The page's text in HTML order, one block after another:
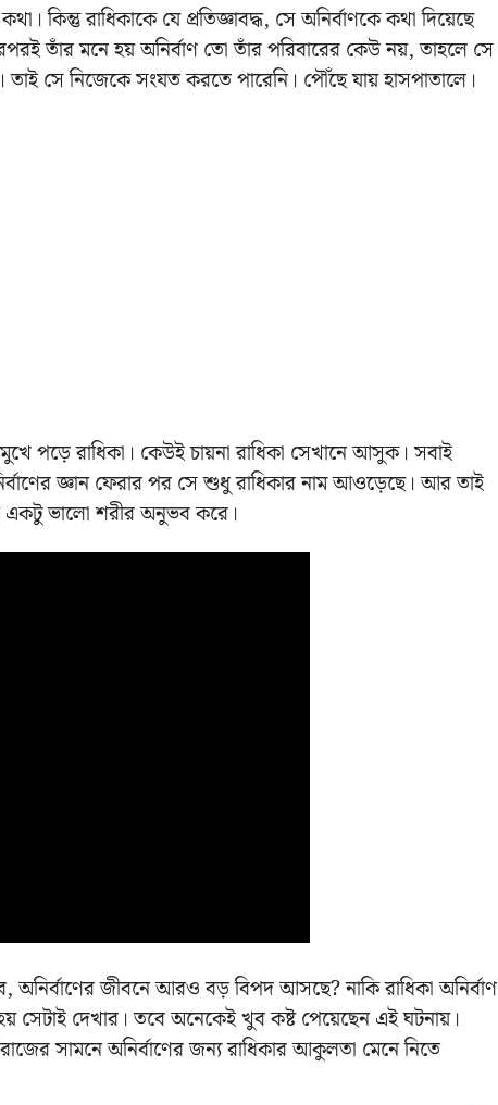
কিন্তু রাধিকাকে যে প্রতিজ্ঞাবদ্ধ, সে অনির্বাণকে কথা দিয়েছে
তাঁর মনে হয় অনির্বাণ তো তাঁর পরিবারের কেউ নয়, তাহলে সে
তাই সে নিজেকে সংযত করতে পারেনি। পৌঁছে যায় হাসপাতালে।
পড়ে রাধিকা। কেউই চায়না রাধিকা সেখানে আসুক। সবাই
জ্ঞান ফেরার পর সে শুধু রাধিকার নাম আওড়েছে। আর তাই
একটু ভালো শরীর অনুভব করে।
অনির্বাণের জীবনে আরও বড় বিপদ আসছে? নাকি রাধিকা অনির্বাণ
সেটাই দেখার। তবে অনেকেই খুব কষ্ট পেয়েছেন এই ঘটনায়।
সামনে অনির্বাণের জন্য রাধিকার আকুলতা মেনে নিতে